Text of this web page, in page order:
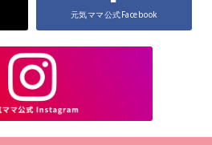
元気ママ公式Facebook